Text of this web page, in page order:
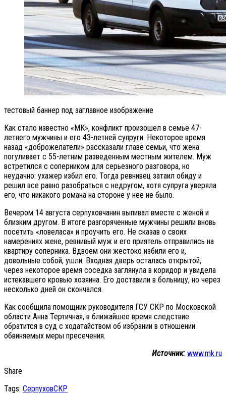
тестовый баннер под заглавное изображение
Как стало известно «МК», конфликт произошел в семье 47-
летнего мужчины и его 43-летней супруги. Некоторое время
назад «доброжелатели» рассказали главе семьи, что жена
погуливает с 55-летним разведенным местным жителем. Муж
встретился с соперником для серьезного разговора, но
неудачно: ухажер избил его. Тогда ревнивец затаил обиду и
решил все равно разобраться с недругом, хотя супруга уверяла
его, что никакого романа на стороне у нее не было.
Вечером 14 августа серпуховчанин выпивал вместе с женой и
близким другом. В итоге разгоряченные мужчины решили вновь
посетить «ловеласа» и проучить его. Не сказав о своих
намерениях жене, ревнивый муж и его приятель отправились на
квартиру соперника. Вдвоем они жестоко избили его и,
довольные собой, ушли. Входная дверь осталась открытой,
через некоторое время соседка заглянула в коридор и увидела
истекавшего кровью хозяина. Его доставили в больницу, но через
несколько дней он скончался.
Как сообщила помощник руководителя ГСУ СКР по Московской
области Анна Тертичная, в ближайшее время следствие
обратится в суд с ходатайством об избрании в отношении
обвиняемых меры пресечения.
Источник: www.mk.ru
Share
Tags: СерпуховСКР